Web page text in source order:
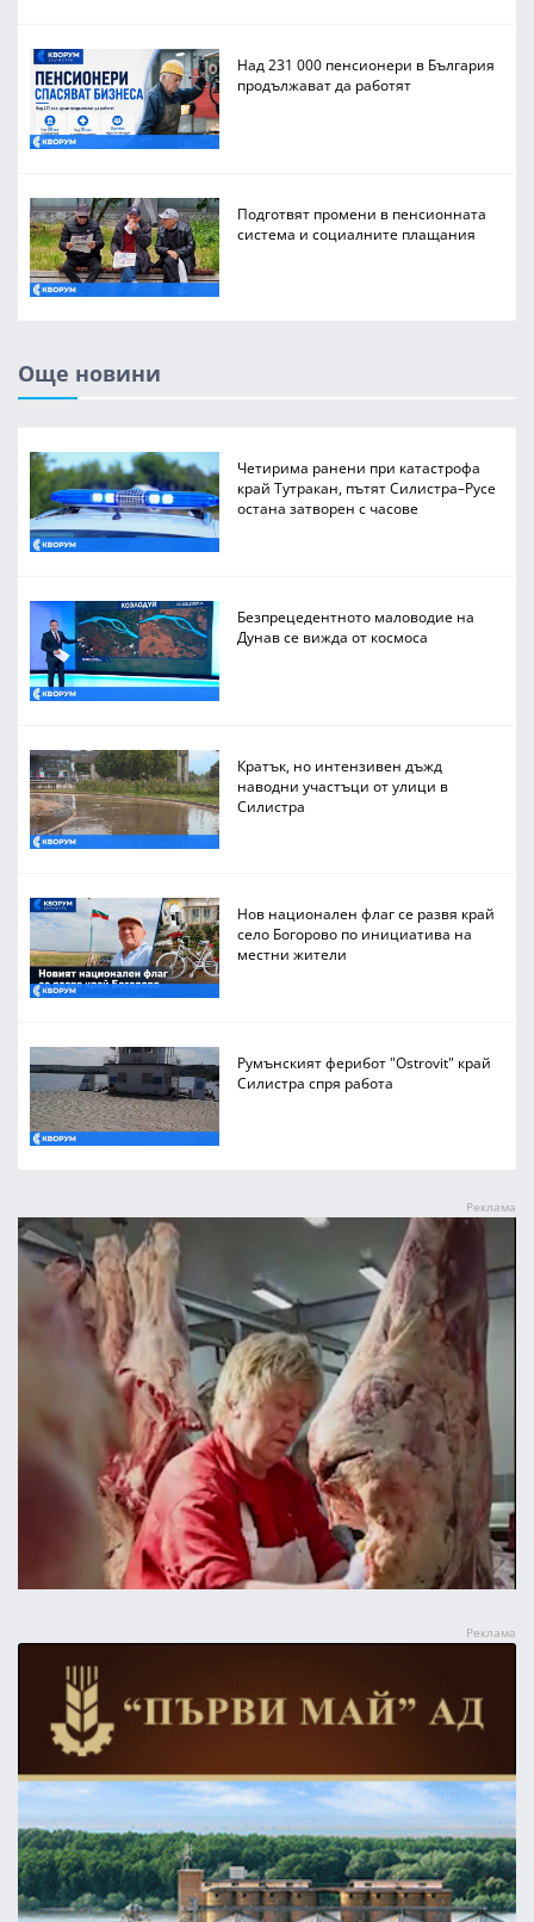
Над 231 000 пенсионери в България
продължават да работят
Подготвят промени в пенсионната
система и социалните плащания
Още новини
Четирима ранени при катастрофа
край Тутракан, пътят Силистра–Русе
остана затворен с часове
Безпрецедентното маловодие на
Дунав се вижда от космоса
Кратък, но интензивен дъжд
наводни участъци от улици в
Силистра
Нов национален флаг се развя край
село Богорово по инициатива на
местни жители
Румънският ферибот "Ostrovit" край
Силистра спря работа